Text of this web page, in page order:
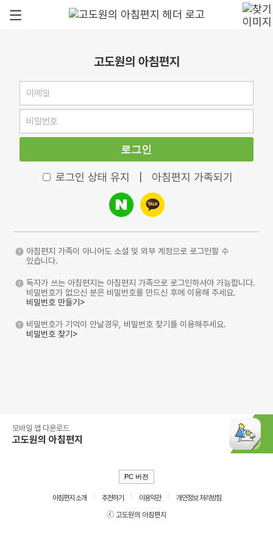
고도원의 아침편지
로그인
로그인 상태 유지 아침편지 가족되기
아침편지 가족이 아니어도 소셜 및 외부 계정으로 로그인할 수
있습니다.
독자가 쓰는 아침편지는 아침편지 가족으로 로그인하셔야 가능합니다.
비밀번호가 없으신 분은 비밀번호를 만드신 후에 이용해 주세요.
비밀번호 만들기>
비밀번호가 기억이 안날경우, 비밀번호 찾기를 이용해주세요.
비밀번호 찾기>
모바일 앱 다운로드
고도원의 아침편지
PC 버전
아침편지 소개 추천하기 이용약관
개인정보 처리방침
ⓒ 고도원의 아침편지